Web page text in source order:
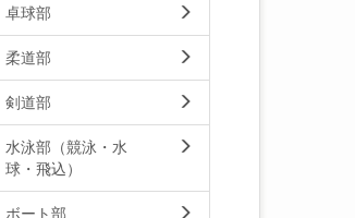
卓球部
柔道部
剣道部
水泳部（競泳・水
球・飛込）
ボート部